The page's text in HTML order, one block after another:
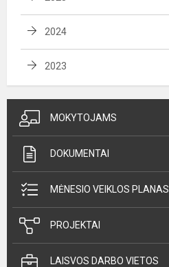
2024
2023
MOKYTOJAMS
DOKUMENTAI
MĖNESIO VEIKLOS PLANAS
PROJEKTAI
LAISVOS DARBO VIETOS